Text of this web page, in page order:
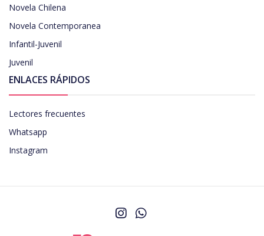
Novela Chilena
Novela Contemporanea
Infantil-Juvenil
Juvenil
ENLACES RÁPIDOS
Lectores frecuentes
Whatsapp
Instagram